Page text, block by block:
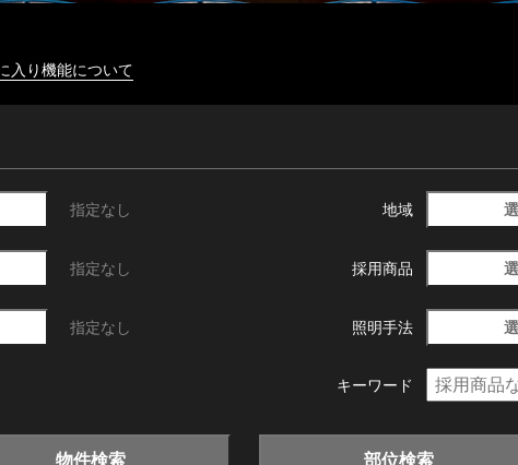
入り機能について
指定なし 地域
指定なし 採用商品
指定なし 照明手法
キーワード
物件検索 部位検索